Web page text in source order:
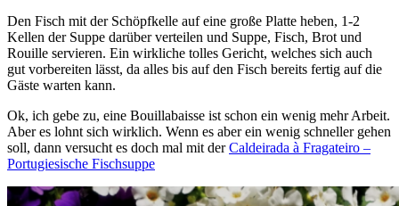
Den Fisch mit der Schöpfkelle auf eine große Platte heben, 1-2
Kellen der Suppe darüber verteilen und Suppe, Fisch, Brot und
Rouille servieren. Ein wirkliche tolles Gericht, welches sich auch
gut vorbereiten lässt, da alles bis auf den Fisch bereits fertig auf die
Gäste warten kann.
Ok, ich gebe zu, eine Bouillabaisse ist schon ein wenig mehr Arbeit.
Aber es lohnt sich wirklich. Wenn es aber ein wenig schneller gehen
soll, dann versucht es doch mal mit derCaldeirada à Fragateiro –
Portugiesische Fischsuppe